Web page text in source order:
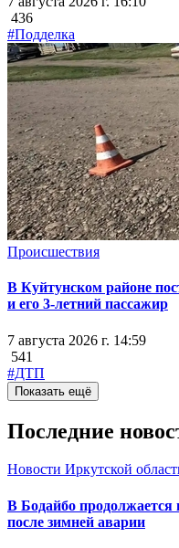
436
#Подделка
Происшествия
В Куйтунском районе
и его 3-летний пассажир
7 августа 2026 г. 14:59
541
#ДТП
Показать ещё
Последние
Новости Иркутской
В Бодайбо продолжается
после зимней аварии